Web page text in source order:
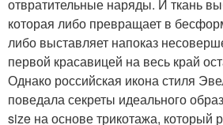
Стиль для женщин
отвратительные наряды. И ткань
которая либо превращает в
либо выставляет напоказ
первой красавицей на весь край
Однако российская икона стиля
поведала секреты идеального
size на основе трикотажа, который